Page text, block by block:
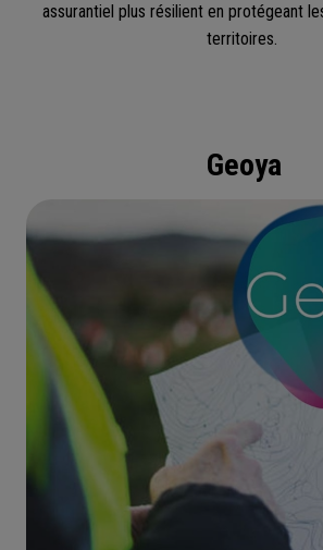
assurantiel plus résilient en protégeant
territoires.
Geoya